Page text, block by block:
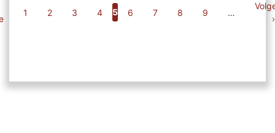
Pagina
1 Pagina
2 Pagina
3 Pagina
4
Huidige
5 Pagina
6 Pagina
7 Pagina
8 Pagina
9 …
›